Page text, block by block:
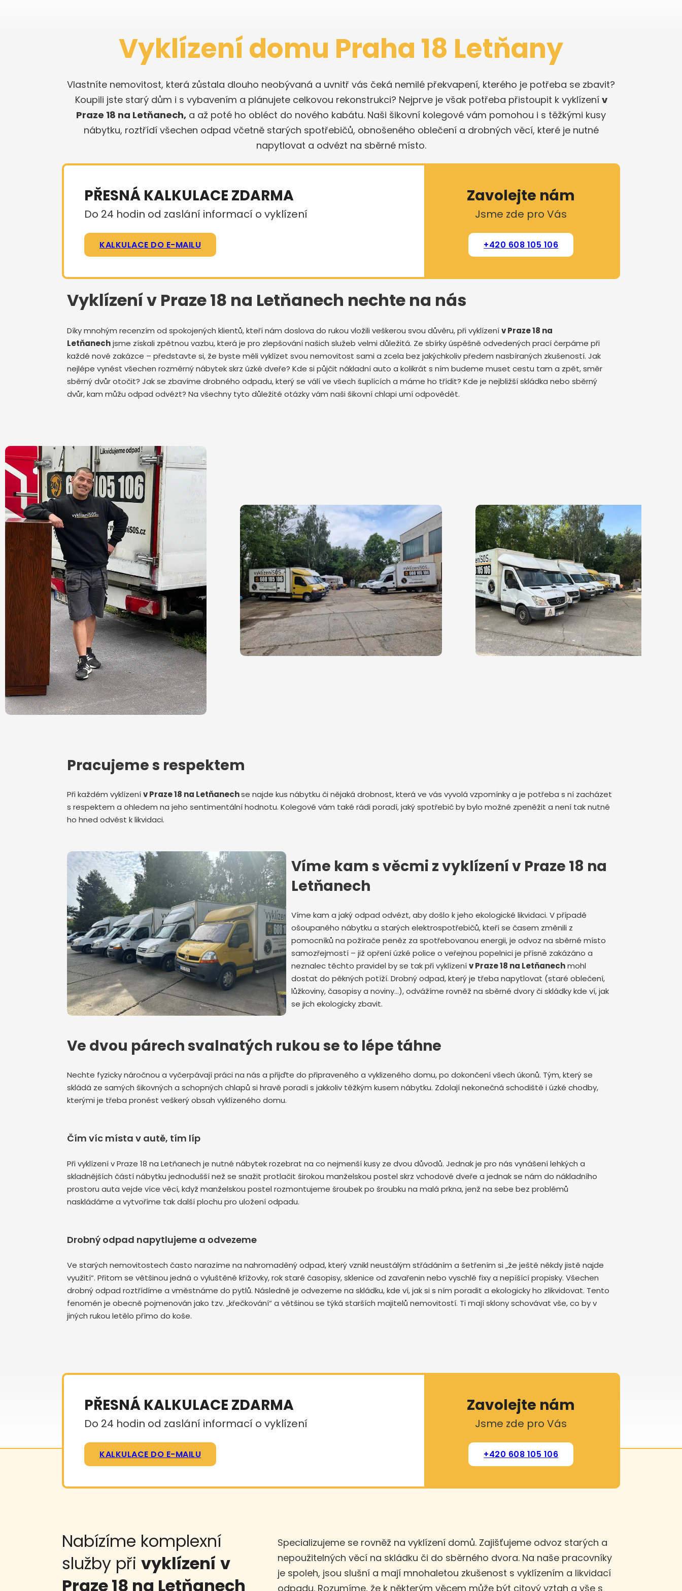
Vyklízení domu Praha 18 Letňany
Vlastníte nemovitost, která zůstala dlouho neobývaná a uvnitř vás čeká nemilé překvapení, kterého je potřeba se zbavit?
Koupili jste starý dům i s vybavením a plánujete celkovou rekonstrukci? Nejprve je však potřeba přistoupit k vyklízení v
Praze 18 na Letňanech, a až poté ho obléct do nového kabátu. Naši šikovní kolegové vám pomohou i s těžkými kusy
nábytku, roztřídí všechen odpad včetně starých spotřebičů, obnošeného oblečení a drobných věcí, které je nutné
napytlovat a odvézt na sběrné místo.
PŘESNÁ KALKULACE ZDARMA
Do 24 hodin od zaslání informací o vyklízení
KALKULACE DO E-MAILU
Zavolejte nám
Jsme zde pro Vás
+420 608 105 106
Vyklízení v Praze 18 na Letňanech nechte na nás
Díky mnohým recenzím od spokojených klientů, kteří nám doslova do rukou vložili veškerou svou důvěru, při vyklízenív Praze 18 na
Letňanechjsme získali zpětnou vazbu, která je pro zlepšování našich služeb velmi důležitá. Ze sbírky úspěšně odvedených prací čerpáme při
každé nové zakázce – představte si, že byste měli vyklízet svou nemovitost sami a zcela bez jakýchkoliv předem nasbíraných zkušeností. Jak
nejlépe vynést všechen rozměrný nábytek skrz úzké dveře? Kde si půjčit nákladní auto a kolikrát s ním budeme muset cestu tam a zpět, směr
sběrný dvůr otočit? Jak se zbavíme drobného odpadu, který se válí ve všech šuplících a máme ho třídit? Kde je nejbližší skládka nebo sběrný
dvůr, kam můžu odpad odvézt? Na všechny tyto důležité otázky vám naši šikovní chlapi umí odpovědět.
Pracujeme s respektem
Při každém vyklízenív Praze 18 na Letňanechse najde kus nábytku či nějaká drobnost, která ve vás vyvolá vzpomínky a je potřeba s ní zacházet
s respektem a ohledem na jeho sentimentální hodnotu. Kolegové vám také rádi poradí, jaký spotřebič by bylo možné zpeněžit a není tak nutné
ho hned odvést k likvidaci.
Víme kam s věcmi z vyklízení v Praze 18 na
Letňanech
Víme kam a jaký odpad odvézt, aby došlo k jeho ekologické likvidaci. V případě
ošoupaného nábytku a starých elektrospotřebičů, kteří se časem změnili z
pomocníků na požírače peněz za spotřebovanou energii, je odvoz na sběrné místo
samozřejmostí – již opření úzké police o veřejnou popelnici je přísně zakázáno a
neznalec těchto pravidel by se tak při vyklízenív Praze 18 na Letňanechmohl
dostat do pěkných potíží. Drobný odpad, který je třeba napytlovat (staré oblečení,
lůžkoviny, časopisy a noviny…), odvážíme rovněž na sběrné dvory či skládky kde ví, jak
se jich ekologicky zbavit.
Ve dvou párech svalnatých rukou se to lépe táhne
Nechte fyzicky náročnou a vyčerpávají práci na nás a přijďte do připraveného a vyklizeného domu, po dokončení všech úkonů. Tým, který se
skládá ze samých šikovných a schopných chlapů si hravě poradí s jakkoliv těžkým kusem nábytku. Zdolají nekonečná schodiště i úzké chodby,
kterými je třeba pronést veškerý obsah vyklízeného domu.
Čím víc místa v autě, tím líp
Při vyklízení v Praze 18 na Letňanech je nutné nábytek rozebrat na co nejmenší kusy ze dvou důvodů. Jednak je pro nás vynášení lehkých a
skladnějších částí nábytku jednodušší než se snažit protlačit širokou manželskou postel skrz vchodové dveře a jednak se nám do nákladního
prostoru auta vejde více věcí, když manželskou postel rozmontujeme šroubek po šroubku na malá prkna, jenž na sebe bez problémů
naskládáme a vytvoříme tak další plochu pro uložení odpadu.
Drobný odpad napytlujeme a odvezeme
Ve starých nemovitostech často narazíme na nahromaděný odpad, který vznikl neustálým střádáním a šetřením si „že ještě někdy jistě najde
využití“. Přitom se většinou jedná o vyluštěné křížovky, rok staré časopisy, sklenice od zavařenin nebo vyschlé fixy a nepíšící propisky. Všechen
drobný odpad roztřídíme a vměstnáme do pytlů. Následně je odvezeme na skládku, kde ví, jak si s ním poradit a ekologicky ho zlikvidovat. Tento
fenomén je obecně pojmenován jako tzv. „křečkování“ a většinou se týká starších majitelů nemovitostí. Ti mají sklony schovávat vše, co by v
jiných rukou letělo přímo do koše.
PŘESNÁ KALKULACE ZDARMA
Do 24 hodin od zaslání informací o vyklízení
KALKULACE DO E-MAILU
Zavolejte nám
Jsme zde pro Vás
+420 608 105 106
Nabízíme komplexní
služby při vyklízení v
Praze 18 na Letňanech
Specializujeme se rovněž na vyklízení domů. Zajišťujeme odvoz starých a
nepoužitelných věcí na skládku či do sběrného dvora. Na naše pracovníky
je spoleh, jsou slušní a mají mnohaletou zkušenost s vyklízením a likvidací
odpadu. Rozumíme, že k některým věcem může být citový vztah a vše s
Odeslat zprávu